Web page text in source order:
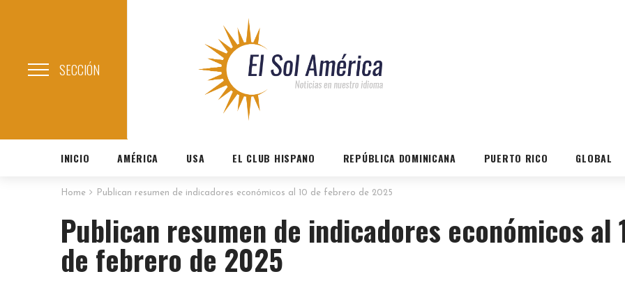
SECCIÓN
INICIO AMÉRICA USA EL CLUB HISPANO REPÚBLICA DOMINICANA PUERTO RICO GLOBAL
Home Publican resumen de indicadores económicos al 10 de febrero de 2025
Publican resumen de indicadores económicos al
de febrero de 2025